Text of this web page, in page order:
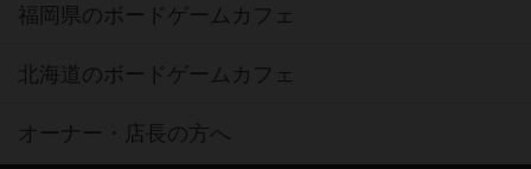
福岡県のボードゲームカフェ
北海道のボードゲームカフェ
オーナー・店長の方へ